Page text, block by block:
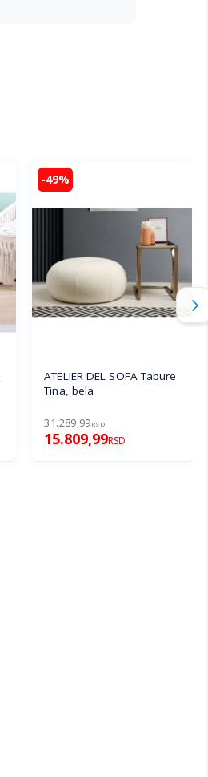
-49%
ATELIER DEL SOFA Tabure
Tina, bela
31.289,99RSD
15.809,99RSD